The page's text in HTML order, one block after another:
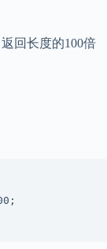
回长度的100倍